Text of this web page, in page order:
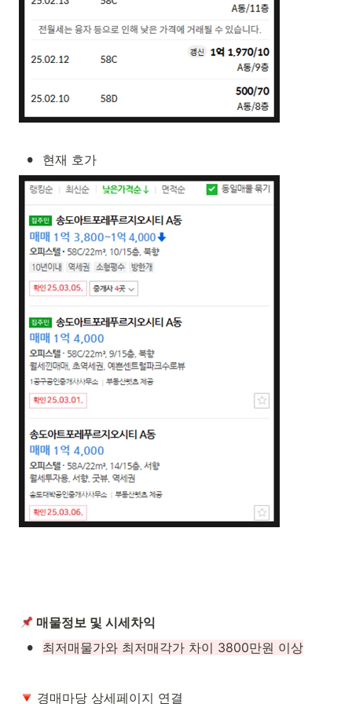
• 현재 호가
매물정보 및 시세차익
• 최저매물가와 최저매각가 차이 3800만원 이상
경매마당 상세페이지 연결